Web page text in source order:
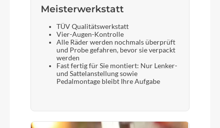
Meisterwerkstatt
TÜV Qualitätswerkstatt
Vier-Augen-Kontrolle
Alle Räder werden nochmals überprüft
und Probe gefahren, bevor sie verpackt
werden
Fast fertig für Sie montiert: Nur Lenker-
und Sattelanstellung sowie
Pedalmontage bleibt Ihre Aufgabe